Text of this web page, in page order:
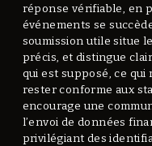
réponse vérifiable, en
événements se
soumission utile situe
précis, et distingue
qui est supposé, ce
rester conforme aux
encourage une
l’envoi de données
privilégiant des